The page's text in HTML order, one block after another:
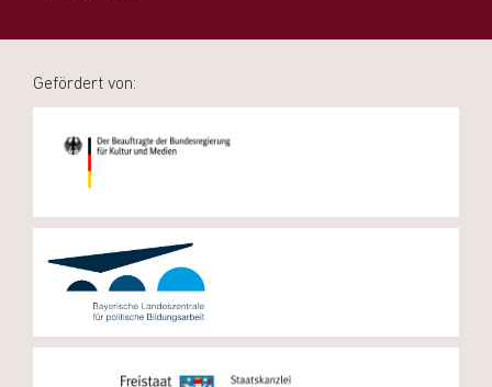
Gefördert von: